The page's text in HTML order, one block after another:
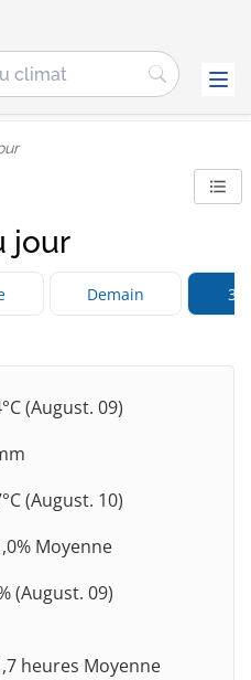
jour
Demain 3
(August. 09)
(August. 10)
Moyenne
(August. 09)
heures Moyenne